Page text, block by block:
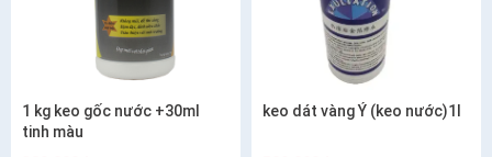
1 kg keo gốc nước +30ml
tinh màu
keo dát vàng Ý (keo nước)1l